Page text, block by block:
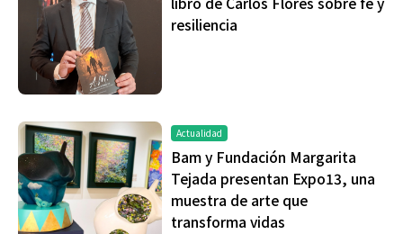
resiliencia
Actualidad
Bam y Fundación Margarita
Tejada presentan Expo13, una
muestra de arte que
transforma vidas